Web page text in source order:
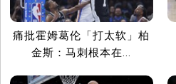
痛批霍姆葛伦「打太软」柏
金斯：马刺根本在...